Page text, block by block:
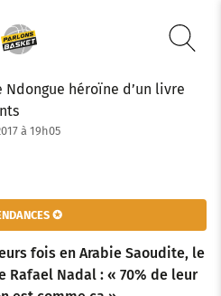
Ndongue héroïne d’un livre
à 19h05
✪
fois en Arabie Saoudite, le
Rafael Nadal : « 70% de leur